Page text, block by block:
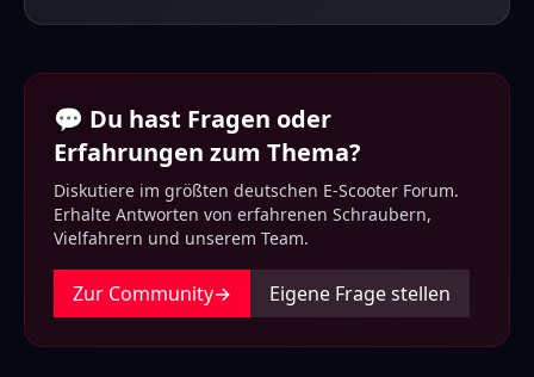
💬 Du hast Fragen oder
Erfahrungen zum Thema?
Diskutiere im größten deutschen E-Scooter Forum.
Erhalte Antworten von erfahrenen Schraubern,
Vielfahrern und unserem Team.
Zur Community→ Eigene Frage stellen